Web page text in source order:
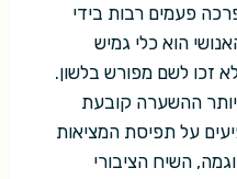
פעמים רבות בידי
הוא כלי גמיש
זכו לשם מפורש בלשון.
ההשערה קובעת
על תפיסת המציאות
השיח הציבורי